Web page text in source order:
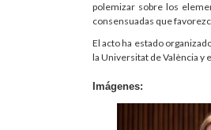
polemizar sobre los
consensuadas que
El acto ha estado
la Universitat de València y
Imágenes: